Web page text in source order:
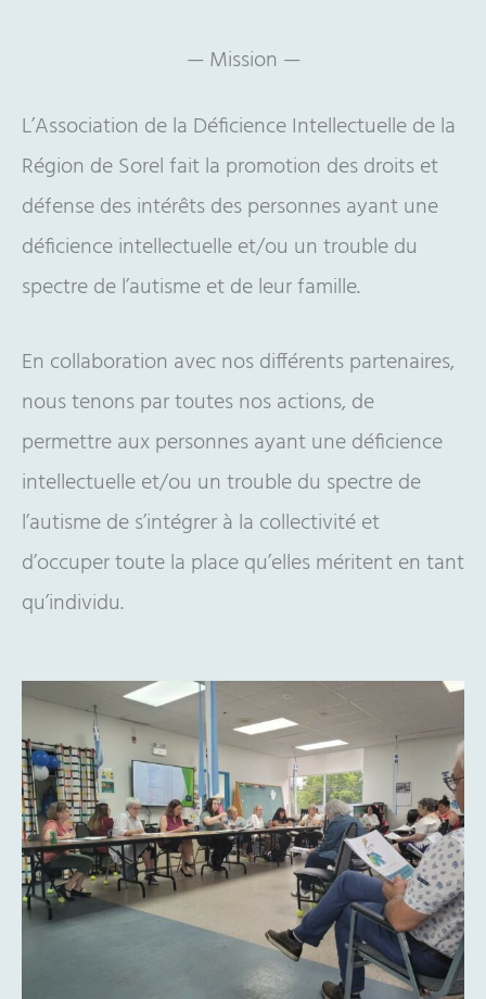
— Mission —
L’Association de la Déficience Intellectuelle de la
Région de Sorel fait la promotion des droits et
défense des intérêts des personnes ayant une
déficience intellectuelle et/ou un trouble du
spectre de l’autisme et de leur famille.
En collaboration avec nos différents partenaires,
nous tenons par toutes nos actions, de
permettre aux personnes ayant une déficience
intellectuelle et/ou un trouble du spectre de
l’autisme de s’intégrer à la collectivité et
d’occuper toute la place qu’elles méritent en tant
qu’individu.